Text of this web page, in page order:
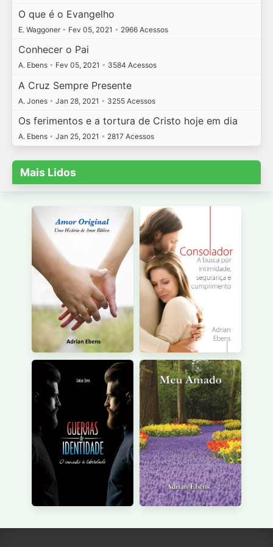
O que é o Evangelho
E. Waggoner • Fev 05, 2021 • 2966 Acessos
Conhecer o Pai
A. Ebens • Fev 05, 2021 • 3584 Acessos
A Cruz Sempre Presente
A. Jones • Jan 28, 2021 • 3255 Acessos
Os ferimentos e a tortura de Cristo hoje em dia
A. Ebens • Jan 25, 2021 • 2817 Acessos
Mais Lidos